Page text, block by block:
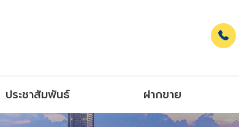
ประชาสัมพันธ์ ฝากขาย